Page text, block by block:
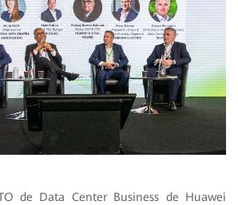
de Data Center Business de Huawei